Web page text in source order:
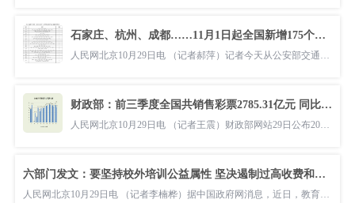
石家庄、杭州、成都……11月1日起全国新增175个城市网上核发货车电子通行码
人民网北京10月29日电 （记者郝萍）记者今天从公安部交通管理局获悉，为深化公安交管“放管服”改革，自2021年11月1日起，在全国第一批70
财政部：前三季度全国共销售彩票2785.31亿元 同比增长20.7%
人民网北京10月29日电 （记者王震）财政部网站29日公布2021年9月份全国彩票销售情况。数据显示，1-9月累计，全国共销售彩票2785 31亿元，
六部门发文：要坚持校外培训公益属性 坚决遏制过高收费和过度逐利行为
人民网北京10月29日电 （记者李楠桦）据中国政府网消息，近日，教育部、国家发展改革委、中国人民银行、税务总局、市场监管总局和中国银保